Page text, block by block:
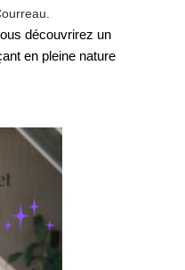
découvrirez un
en pleine nature